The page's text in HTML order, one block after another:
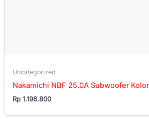
Uncategorized
Nakamichi NBF 25.0A Subwoofer
Rp 1.196.800